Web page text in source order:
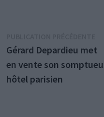
de
l’article
Gérard Depardieu met
en vente son
hôtel parisien